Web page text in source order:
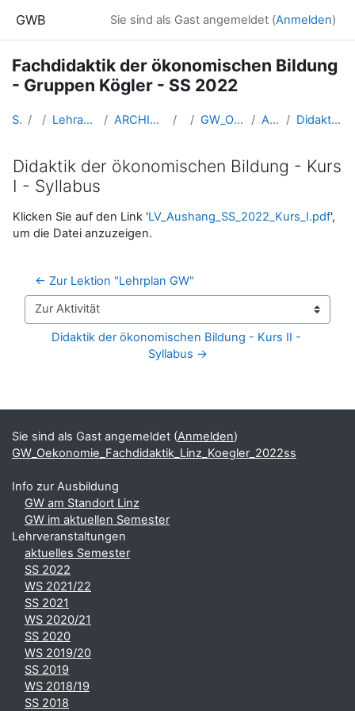
GWB Sie sind als Gast angemeldet (Anmelden)
Fachdidaktik der ökonomischen Bildung
- Gruppen Kögler - SS 2022
Startseite Kurse Lehramtsausbildung GW im Cluster Österreich Mitte ARCHIV - Lehrveranstaltungen am Standort Linz - seit 2016 SS_2022 GW_Oekonomie_Fachdidaktik_Linz_Koegler_2022ss Allgemeine Informationen Didaktik der ökonomischen Bildung - Kurs I - Syllabus
Didaktik der ökonomischen Bildung - Kurs
I - Syllabus
Abschlussbedingungen
Klicken Sie auf den Link 'LV_Aushang_SS_2022_Kurs_I.pdf',
um die Datei anzuzeigen.
← Zur Lektion "Lehrplan GW"
Zur Aktivität
Didaktik der ökonomischen Bildung - Kurs II -
Syllabus →
Ergänzungsblöcke
Sie sind als Gast angemeldet (Anmelden)
GW_Oekonomie_Fachdidaktik_Linz_Koegler_2022ss
Info zur Ausbildung
GW am Standort Linz
GW im aktuellen Semester
Lehrveranstaltungen
aktuelles Semester
SS 2022
WS 2021/22
SS 2021
WS 2020/21
SS 2020
WS 2019/20
SS 2019
WS 2018/19
SS 2018